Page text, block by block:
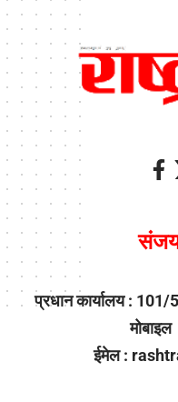
प्रधान कार्यालय :
ईमेल :